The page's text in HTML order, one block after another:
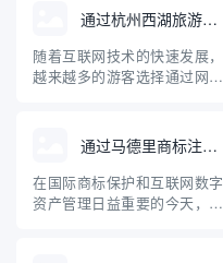
Relay）在域名解析中的实际
用途和常见方法，并介绍相关
的专业工具与操作步骤。文章
内容兼顾理论与实操，旨在帮
通过杭州西湖旅游查询域名
随着互联网技术的快速发展，
越来越多的游客选择通过网络
富的旅游信息资源。本文将介
绍如何通过互联网查询杭州西
湖的旅游相关域名，并为游客
合理规划出行提供专业的指导
通过马德里商标注册查询域名
在国际商标保护和互联网数字
资产管理日益重要的今天，企